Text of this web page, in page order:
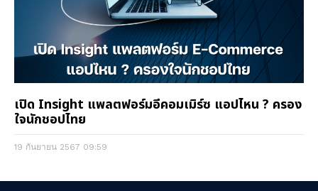
เปิด Insight แพลตฟอร์มอีคอมเมิร์ซ แอปไหน ? ครอง
ใจนักชอปไทย
19 กันยายน 2567 09:59